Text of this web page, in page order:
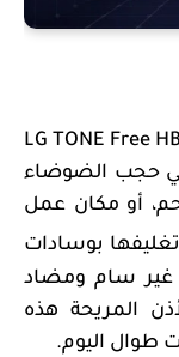
LG TONE Free
في حجب الضوضاء
أو مكان عمل
بوسادات
غير سام ومضاد
المريحة هذه
طوال اليوم.